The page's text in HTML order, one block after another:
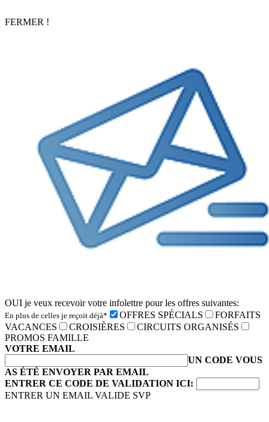
FERMER !
OUI je veux recevoir votre infolettre pour les offres suivantes:
En plus de celles je reçoit déjà* OFFRES SPÉCIALS
FORFAITS
VACANCES
CROISIÈRES
CIRCUITS ORGANISÉS
PROMOS FAMILLE
VOTRE EMAIL
UN CODE VOUS
AS ÉTÉ ENVOYER PAR EMAIL
ENTRER CE CODE DE VALIDATION ICI:
ENTRER UN EMAIL VALIDE SVP